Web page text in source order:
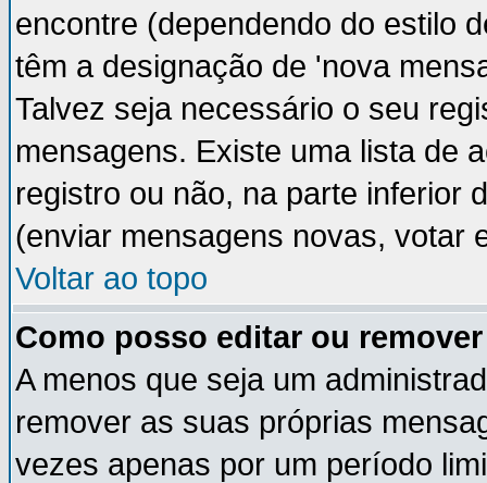
encontre (dependendo do estilo
têm a designação de 'nova
Talvez seja necessário o seu
mensagens. Existe uma lista de
registro ou não, na parte inferior
(enviar mensagens novas, votar
Voltar ao topo
Como posso editar ou
A menos que seja um
remover as suas próprias
vezes apenas por um período